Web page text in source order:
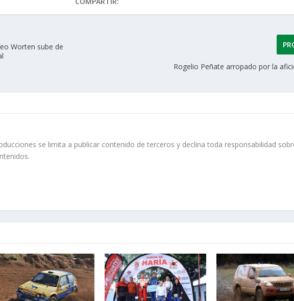
r
Worten sube de
Rogelio Peñate arropado por la
se limita a publicar contenido de terceros y declina toda responsabilidad